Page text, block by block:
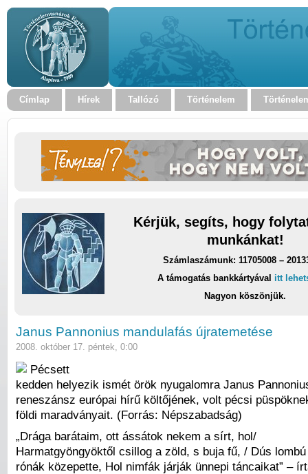
Címlap Hírek Tallózó Történelem
Kérjük, segíts, hogy
munkánkat!
Számlaszámunk: 11705008 –
A támogatás bankkártyával itt
Nagyon köszönjük.
Janus Pannonius mandulafás újratemetése
2008. október 17. péntek, 0:00
Pécsett
kedden helyezik ismét örök nyugalomra Janus
reneszánsz európai hírű költőjének, volt pécsi
földi maradványait. (Forrás: Népszabadság)
„Drága barátaim, ott ássátok nekem a sírt, hol/
Harmatgyöngyöktől csillog a zöld, s buja fű, / Dús
rónák közepette, Hol nimfák járják ünnepi táncaikat” –